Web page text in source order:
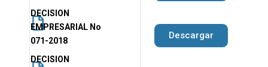
DECISION
EMPRESARIAL No
071-2018
Descargar
DECISION